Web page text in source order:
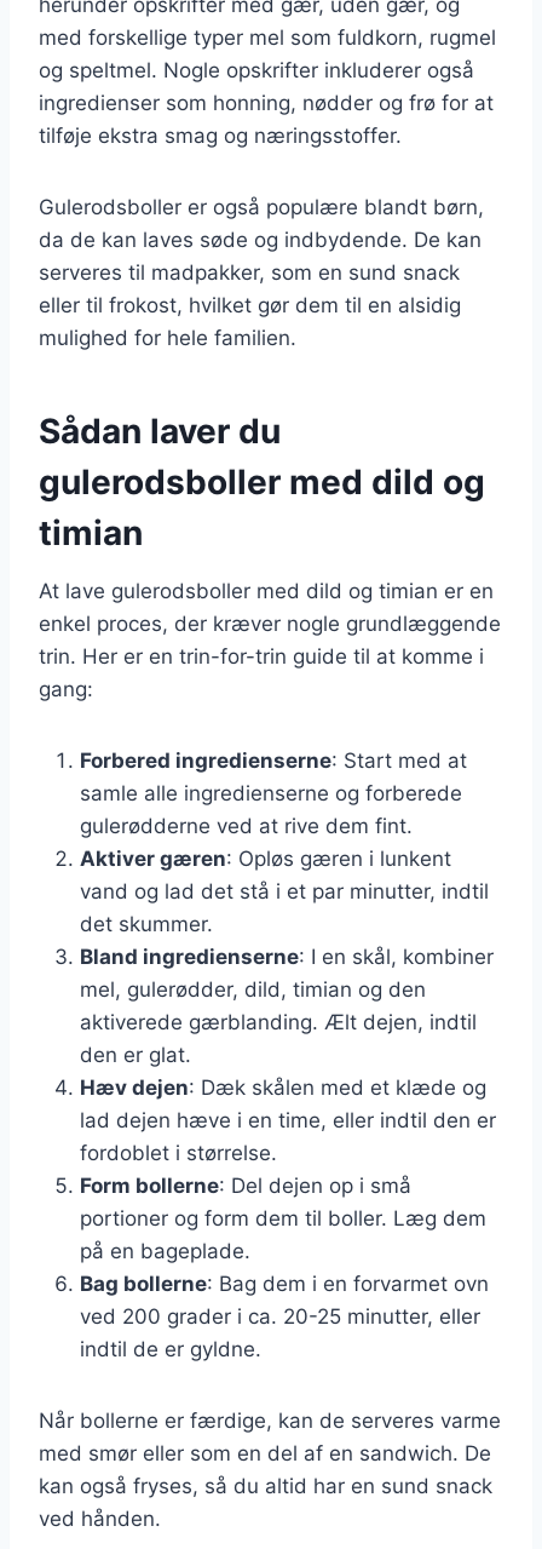
med forskellige typer mel som fuldkorn, rugmel
og speltmel. Nogle opskrifter inkluderer også
ingredienser som honning, nødder og frø for at
tilføje ekstra smag og næringsstoffer.
Gulerodsboller er også populære blandt børn,
da de kan laves søde og indbydende. De kan
serveres til madpakker, som en sund snack
eller til frokost, hvilket gør dem til en alsidig
mulighed for hele familien.
Sådan laver du
gulerodsboller med dild og
timian
At lave gulerodsboller med dild og timian er en
enkel proces, der kræver nogle grundlæggende
trin. Her er en trin-for-trin guide til at komme i
gang:
Forbered ingredienserne: Start med at
samle alle ingredienserne og forberede
gulerødderne ved at rive dem fint.
Aktiver gæren: Opløs gæren i lunkent
vand og lad det stå i et par minutter, indtil
det skummer.
Bland ingredienserne: I en skål, kombiner
mel, gulerødder, dild, timian og den
aktiverede gærblanding. Ælt dejen, indtil
den er glat.
Hæv dejen: Dæk skålen med et klæde og
lad dejen hæve i en time, eller indtil den er
fordoblet i størrelse.
Form bollerne: Del dejen op i små
portioner og form dem til boller. Læg dem
på en bageplade.
Bag bollerne: Bag dem i en forvarmet ovn
ved 200 grader i ca. 20-25 minutter, eller
indtil de er gyldne.
Når bollerne er færdige, kan de serveres varme
med smør eller som en del af en sandwich. De
kan også fryses, så du altid har en sund snack
ved hånden.